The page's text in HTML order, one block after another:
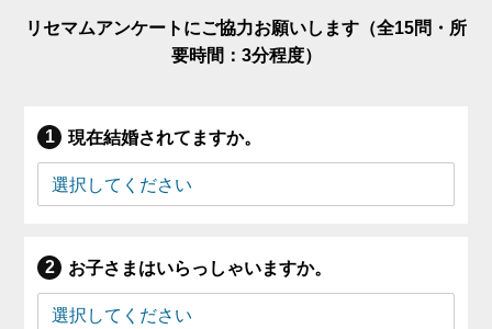
リセマムアンケートにご協力お願いします（全15問・所
要時間：3分程度）
現在結婚されてますか。
お子さまはいらっしゃいますか。